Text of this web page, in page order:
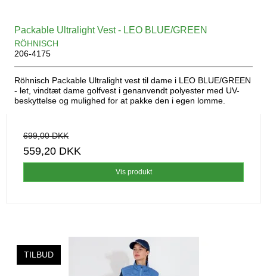
Packable Ultralight Vest - LEO BLUE/GREEN
RÖHNISCH
206-4175
Röhnisch Packable Ultralight vest til dame i LEO BLUE/GREEN
- let, vindtæt dame golfvest i genanvendt polyester med UV-
beskyttelse og mulighed for at pakke den i egen lomme.
699,00 DKK
559,20 DKK
Vis produkt
TILBUD